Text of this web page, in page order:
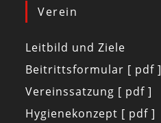
Verein
Leitbild und Ziele
Beitrittsformular [ pdf ]
Vereinssatzung [ pdf ]
Hygienekonzept [ pdf ]